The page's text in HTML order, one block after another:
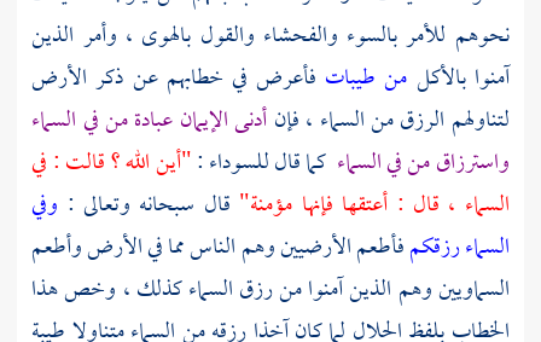
نحوهم للأمر بالسوء والفحشاء والقول بالهوى ، وأمر الذين
آمنوا بالأكل من طيبات فأعرض في خطابهم عن ذكر الأرض
لتناولهم الرزق من السماء ، فإنأدنى الإيمان عبادة من في السماء
واسترزاق من في السماء كما قال للسوداء :"أين الله ؟ قالت : في
السماء ، قال : أعتقها فإنها مؤمنة" قال سبحانه وتعالى : وفي
السماء رزقكمفأطعم الأرضيين وهم الناس مما في الأرض وأطعم
السماويين وهم الذين آمنوا من رزق السماء كذلك ، وخص هذا
الخطاب بلفظ الحلال لما كان آخذا رزقه من السماء متناولا طيبة